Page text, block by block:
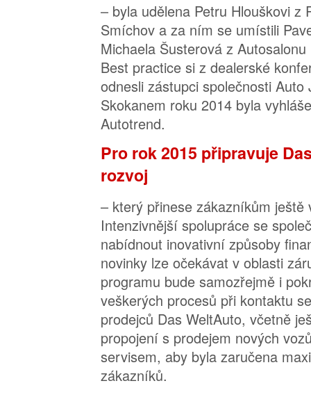
– byla udělena Petru Hlouškovi z
Smíchov a za ním se umístili
Michaela Šusterová z
Best practice si z dealerské
odnesli zástupci společnosti
Skokanem roku 2014 byla
Autotrend.
Pro rok 2015 připravuje
rozvoj
– který přinese zákazníkům ještě
Intenzivnější spolupráce se
nabídnout inovativní způsoby
novinky lze očekávat v oblasti
programu bude samozřejmě i
veškerých procesů při kontaktu
prodejců Das WeltAuto, včetně
propojení s prodejem nových
servisem, aby byla zaručena
zákazníků.